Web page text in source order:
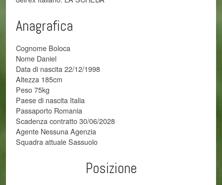
Anagrafica
Cognome Boloca
Nome Daniel
Data di nascita 22/12/1998
Altezza 185cm
Peso 75kg
Paese di nascita Italia
Passaporto Romania
Scadenza contratto 30/06/2028
Agente Nessuna Agenzia
Squadra attuale Sassuolo
Posizione